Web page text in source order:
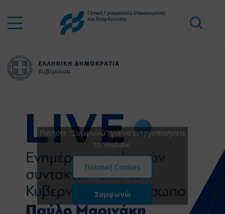
Πατήστε "Συμφωνώ" για να ενεργοποιήσετε
το Youtube
Πολιτική Cookies
Συμφωνώ